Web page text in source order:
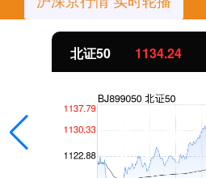
北证50 1134.24